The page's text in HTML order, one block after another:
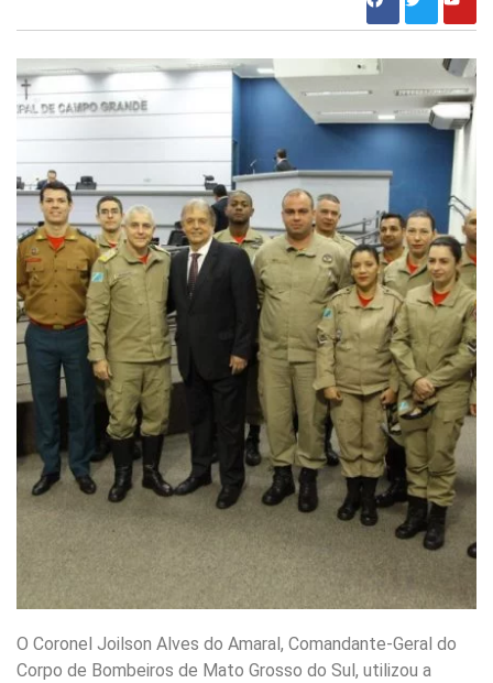
O Coronel Joilson Alves do Amaral, Comandante-Geral do
Corpo de Bombeiros de Mato Grosso do Sul, utilizou a